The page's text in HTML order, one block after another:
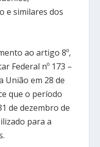
e similares dos
ao artigo 8º,
Federal nº 173 –
União em 28 de
que o período
de dezembro de
para a